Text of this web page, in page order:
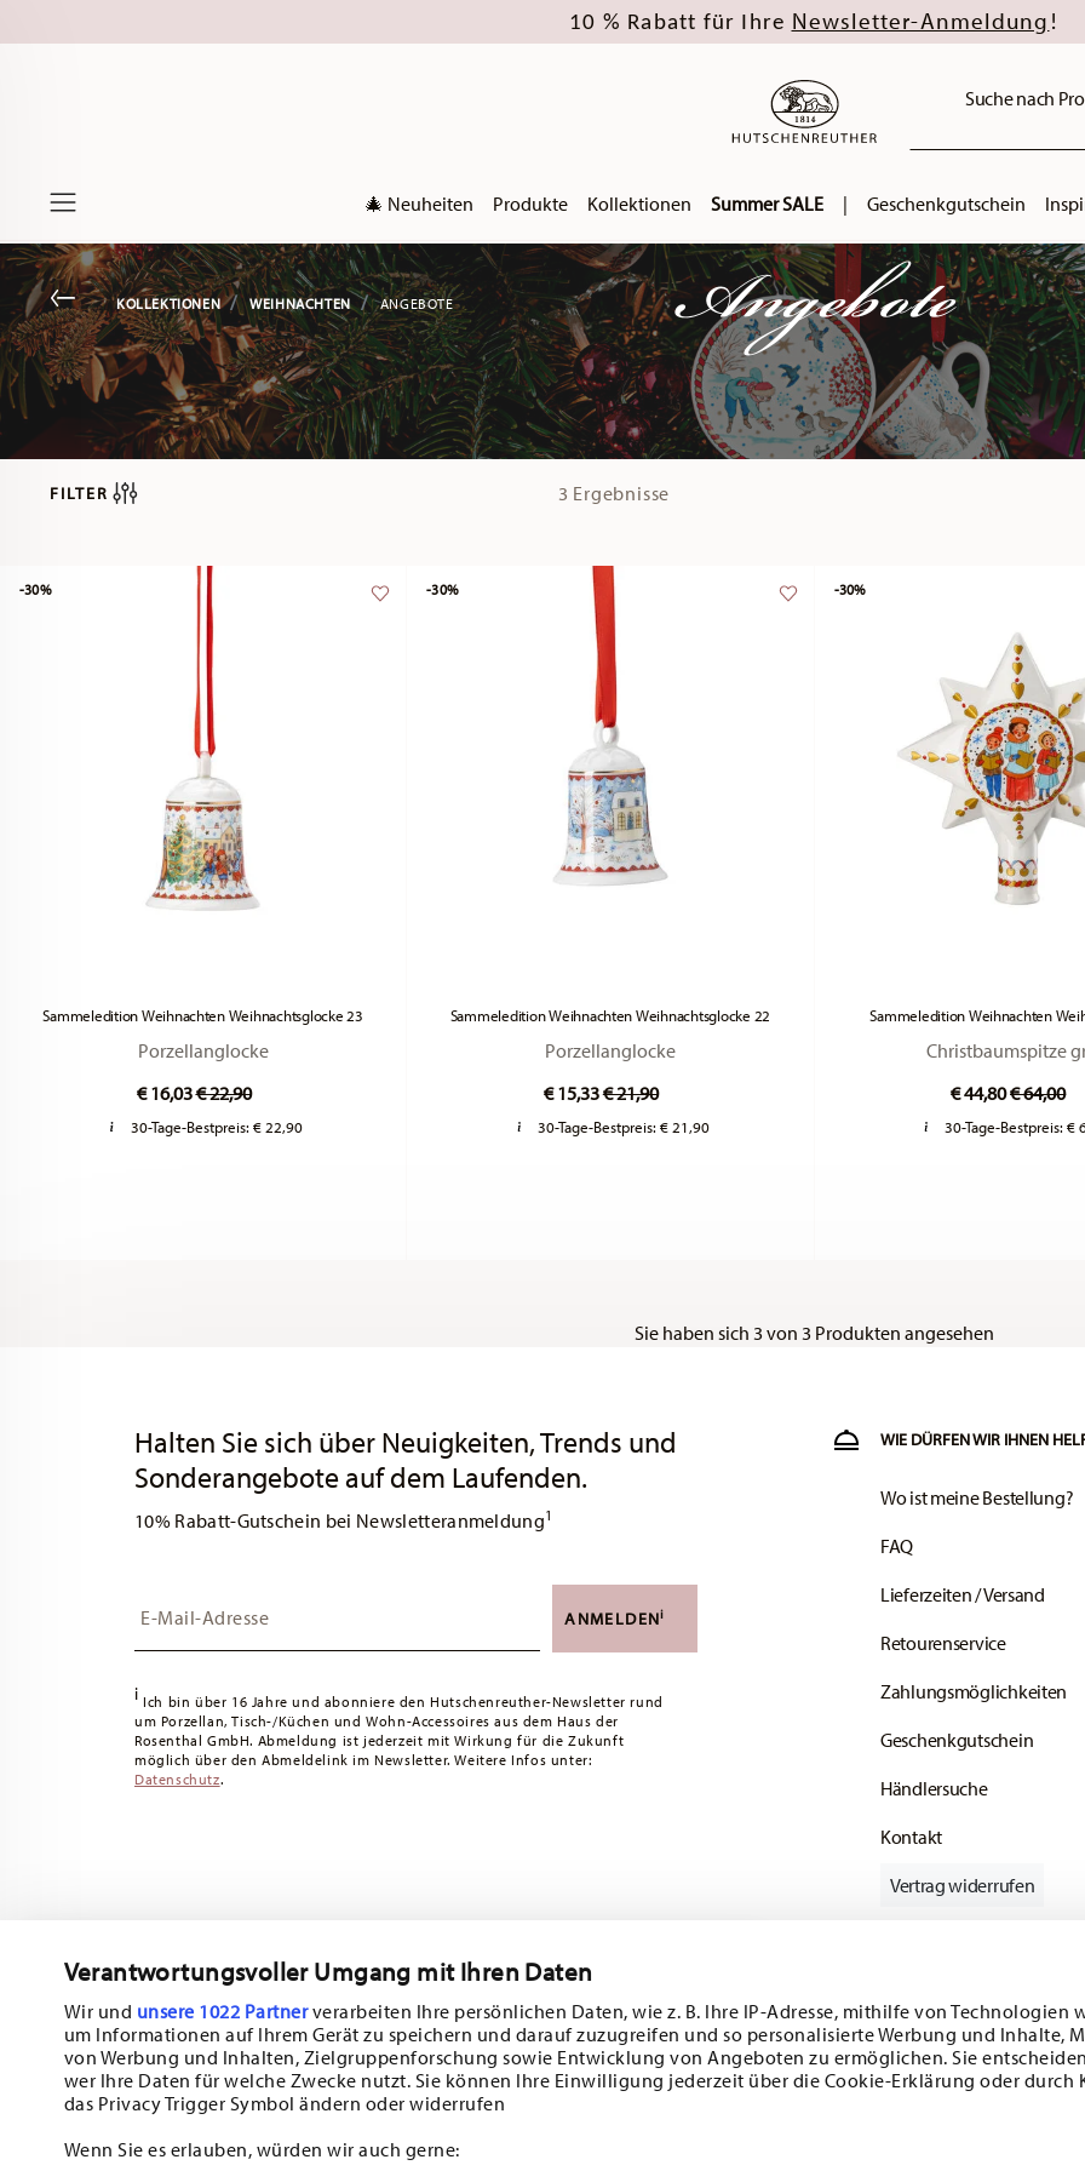
Verantwortungsvoller Umgang mit Ihren Daten
Wir und unsere 1022 Partnerverarbeiten Ihre persönlichen Daten, wie z. B. Ihre IP-Adresse, mithilfe von Technologien
um Informationen auf Ihrem Gerät zu speichern und darauf zuzugreifen und so personalisierte Werbung und Inhalte,
von Werbung und Inhalten, Zielgruppenforschung sowie Entwicklung von Angeboten zu ermöglichen. Sie
wer Ihre Daten für welche Zwecke nutzt. Sie können Ihre Einwilligung jederzeit über die Cookie-Erklärung oder durch
das Privacy Trigger Symbol ändern oder widerrufen
Wenn Sie es erlauben, würden wir auch gerne:
10 % Rabatt für Ihre Newsletter-Anmeldung !
Suche nach
🎄 Neuheiten Produkte Kollektionen Summer SALE | Geschenkgutschein
Go backKOLLEKTIONEN WEIHNACHTEN ANGEBOTE Angebote
FILTER 3 Ergebnisse
Sammeledition Weihnachten Weihnachtsglocke 23
Porzellanglocke
€ 16,03Price reduced from
€ 22,90to
30-Tage-Bestpreis: € 22,90
-30%
Sammeledition Weihnachten Weihnachtsglocke 22
Porzellanglocke
€ 15,33Price reduced from
€ 21,90to
30-Tage-Bestpreis:€ 21,90
-30%
Sammeledition Weihnachten
Christbaumspitze
€ 44,80Price
€ 64,00to
30-Tage-Bestpreis:€
-30%
Sie haben sich 3 von 3 Produkten angesehen
Halten Sie sich über Neuigkeiten, Trends und
Sonderangebote auf dem Laufenden.
10% Rabatt-Gutschein bei Newsletteranmeldung1
ANMELDENi
i Ich bin über 16 Jahre und abonniere den Hutschenreuther-Newsletter rund
um Porzellan, Tisch-/Küchen und Wohn-Accessoires aus dem Haus der
Rosenthal GmbH. Abmeldung ist jederzeit mit Wirkung für die Zukunft
möglich über den Abmeldelink im Newsletter. Weitere Infos unter:
Datenschutz.
WIE DÜRFEN WIR IHNEN
Wo ist meine Bestellung?
FAQ
Lieferzeiten / Versand
Retourenservice
Zahlungsmöglichkeiten
Geschenkgutschein
Händlersuche
Kontakt
Vertrag widerrufen
Folgen Sie uns auf
Abonnieren Sie unseren Newsletter und erhalten Sie einen Rabatt im Wert von
10%!
Halten Sie sich über Neuigkeiten, Trends und
Sonderangebote auf dem Laufenden.